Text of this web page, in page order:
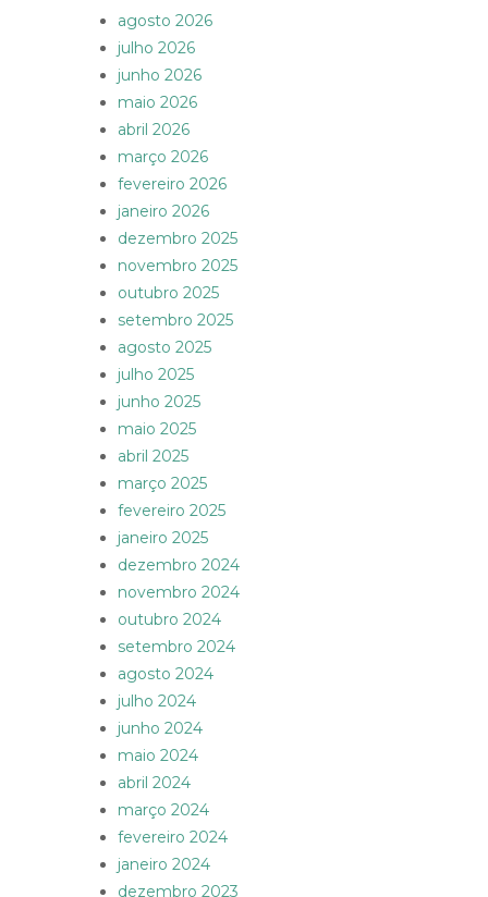
agosto 2026
julho 2026
junho 2026
maio 2026
abril 2026
março 2026
fevereiro 2026
janeiro 2026
dezembro 2025
novembro 2025
outubro 2025
setembro 2025
agosto 2025
julho 2025
junho 2025
maio 2025
abril 2025
março 2025
fevereiro 2025
janeiro 2025
dezembro 2024
novembro 2024
outubro 2024
setembro 2024
agosto 2024
julho 2024
junho 2024
maio 2024
abril 2024
março 2024
fevereiro 2024
janeiro 2024
dezembro 2023